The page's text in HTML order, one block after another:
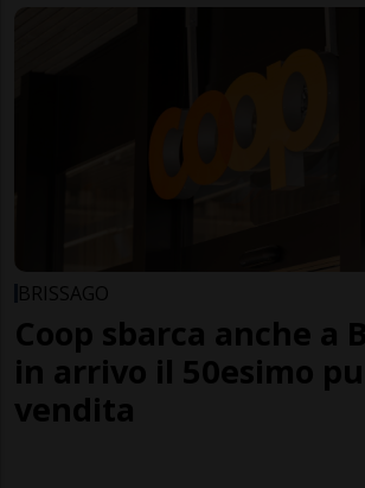
BRISSAGO
Coop sbarca anche a
in arrivo il 50esimo
vendita